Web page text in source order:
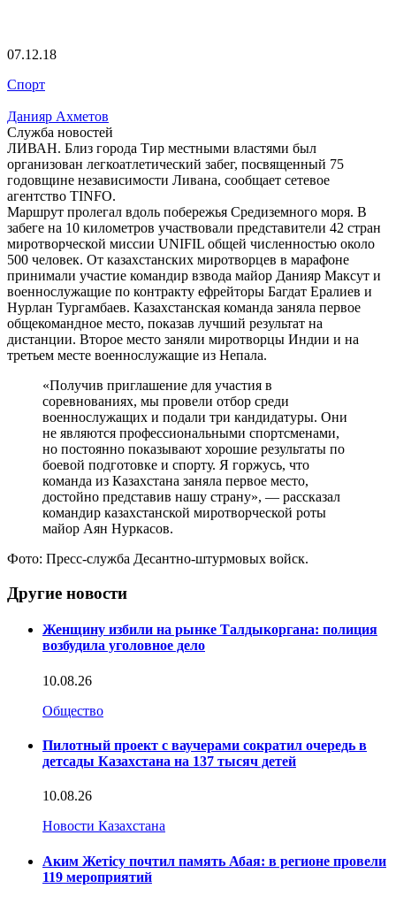
07.12.18
Спорт
Данияр Ахметов
Служба новостей
ЛИВАН. Близ города Тир местными властями был
организован легкоатлетический забег, посвященный 75
годовщине независимости Ливана, сообщает сетевое
агентство TINFO.
Маршрут пролегал вдоль побережья Средиземного моря. В
забеге на 10 километров участвовали представители 42 стран
миротворческой миссии UNIFIL общей численностью около
500 человек. От казахстанских миротворцев в марафоне
принимали участие командир взвода майор Данияр Максут и
военнослужащие по контракту ефрейторы Багдат Ералиев и
Нурлан Тургамбаев. Казахстанская команда заняла первое
общекомандное место, показав лучший результат на
дистанции. Второе место заняли миротворцы Индии и на
третьем месте военнослужащие из Непала.
«Получив приглашение для участия в
соревнованиях, мы провели отбор среди
военнослужащих и подали три кандидатуры. Они
не являются профессиональными спортсменами,
но постоянно показывают хорошие результаты по
боевой подготовке и спорту. Я горжусь, что
команда из Казахстана заняла первое место,
достойно представив нашу страну», — рассказал
командир казахстанской миротворческой роты
майор Аян Нуркасов.
Фото: Пресс-служба Десантно-штурмовых войск.
Другие новости
Женщину избили на рынке Талдыкоргана: полиция
возбудила уголовное дело
10.08.26
Общество
Пилотный проект с ваучерами сократил очередь в
детсады Казахстана на 137 тысяч детей
10.08.26
Новости Казахстана
Аким Жетісу почтил память Абая: в регионе провели
119 мероприятий